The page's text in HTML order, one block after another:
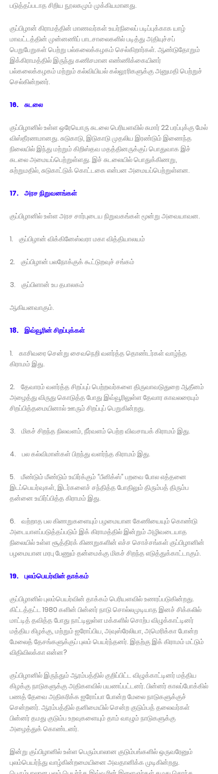
படுத்தப்படாத சிறிய நூலகமும் முக்கியமானது.
குப்பிழான் கிராமத்தின் மாணவர்கள் உயர்நிலைப் படிப்புக்காக யாழ்
மாவட்டத்தின் முன்னணிப் பாடசாலைகளில் படித்து அதியுச்சப்
பெறுபேறுகள் பெற்று பல்கலைக்கழகம் செல்கிறார்கள். ஆண்டுதோறும்
இக்கிராமத்தில் இருந்து கணிசமான எண்ணிக்கையினர்
பல்கலைக்கழகம் மற்றும் கல்வியியல் கல்லூரிகளுக்கு அனுமதி பெற்றுச்
செல்கின்றனர்.
16. சுடலை
குப்பிழானில் உள்ள ஒரேயொரு சுடலை பெரியளவில் சுமார் 22 பரப்புக்கு மேல்
விஸ்தீரணமானது. சுடுகாடு, இடுகாடு முதலிய இரண்டும் இணைந்த
நிலையில் இந்து மற்றும் கிறிஸ்தவ மதத்தினருக்குப் பொதுவாக இச்
சுடலை அமையப்பெற்றுள்ளது. இச் சுடலையில் பொதுக்கிணறு,
சுற்றுமதில், சுடுகாட்டுக் கொட்டகை என்பன அமையப்பெற்றுள்ளன.
17. அரச நிறுவனங்கள்
குப்பிழானில் உள்ள அரச சார்புடைய நிறுவகங்கள் மூன்று அவையாவன.
1. குப்பிழான் விக்கினேஸ்வரா மகா வித்தியாலயம்
2. குப்பிழான் பலநோக்குக் கூட்டுறவுச் சங்கம்
3. குப்பிளான் உப தபாலகம்
ஆகியனவாகும்.
18. இவ்வூரின் சிறப்புக்கள்
1. காசிவரை சென்று சைவநெறி வளர்த்த தொண்டர்கள் வாழ்ந்த
கிராமம் இது.
2. தேவாரம் வளர்த்த சிறப்புப் பெற்றவர்களை திருவாவடுதுறை ஆதீனம்
அழைத்து விருது கொடுத்த போது இவ்வூரிலுள்ள தேவார காவலரையும்
சிறப்பித்தமையினால் ஊரும் சிறப்புப் பெறுகின்றது.
3. மிகச் சிறந்த நிலவளம், நீர்வளம் பெற்ற விவசாயக் கிராமம் இது.
4. பல கல்விமான்கள் பிறந்து வளர்ந்த கிராமம் இது.
5. மீண்டும் மீண்டும் உயிர்க்கும் “பீனிக்ஸ்” பறவை போல எத்தனை
இடப்பெயர்வுகள், இடர்களைச் சந்தித்த போதிலும் திரும்பத் திரும்ப
தன்னை உயிர்ப்பித்த கிராமம் இது.
6. வற்றாத பல கிணறுகளையும் பழமையான கேணியையும் கொண்டு
அடையாளப்படுத்தப்படும் இக் கிராமத்தில் இன்றும் அழிவடையாத
நிலையில் உள்ள சூத்திரக் கிணறுகளின் எச்ச சொச்சங்கள் குப்பிழானின்
பழமையான மரபு பேணும் தன்மைக்கு மிகச் சிறந்த எடுத்துக்காட்டாகும்.
19. புலம்பெயர்வின் தாக்கம்
குப்பிழானில் புலம்பெயர்வின் தாக்கம் பெரியளவில் உணரப்படுகின்றது.
கிட்டத்தட்ட 1980 களின் பின்னர் நாடு சொல்லமுடியாத இனச் சிக்கலில்
மாட்டித் தவித்த போது நாட்டிலுள்ள மக்களில் சொற்ப விழுக்காட்டினர்
மத்திய கிழக்கு, மற்றும் ஐரோப்பிய, அவுஸ்ரேலியா, அமெரிக்கா போன்ற
மேலைத் தேசங்களுக்குப் புலம் பெயர்ந்தனர். இதற்கு இக் கிராமம் மட்டும்
விதிவிலக்கா என்ன?
குப்பிழானில் இருந்தும் ஆரம்பத்தில் குறிப்பிட்ட விழுக்காட்டினர் மத்திய
கிழக்கு நாடுகளுக்கு அதிகளவில் பயணப்பட்டனர். பின்னர் காலப்போக்கில்
பணத் தேவை அதிகரிக்க ஐரோப்பா போன்ற மேலை நாடுகளுக்குச்
சென்றனர். ஆரம்பத்தில் தனிமையில் சென்ற குடும்பத் தலைவர்கள்
பின்னர் தமது குடும்ப உறவுகளையும் தாம் வாழும் நாடுகளுக்கு
அழைத்துக் கொண்டனர்.
இன்று குப்பிழானில் உள்ள பெரும்பாலான குடும்பங்களில் ஒருவரேனும்
புலம்பெயர்ந்து வாழ்கின்றமையினை அவதானிக்க முடிகின்றது.